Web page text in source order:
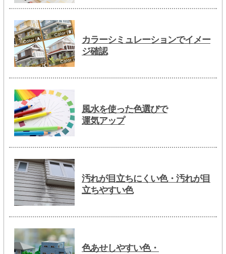
カラーシミュレーションでイメー
ジ確認
風水を使った色選びで
運気アップ
汚れが目立ちにくい色・汚れが目
立ちやすい色
色あせしやすい色・